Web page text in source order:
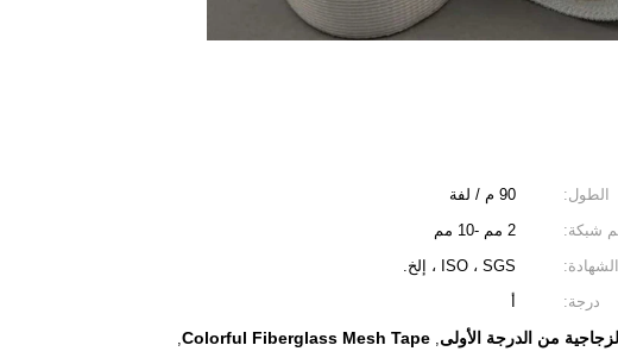
الطول:
90 م / لفة
شبكة:
2 مم -10 مم
الشهادة:
ISO ، SGS ، إلخ.
درجة:
أ
من الدرجة الأولى,
Colorful Fiberglass Mesh Tape
,